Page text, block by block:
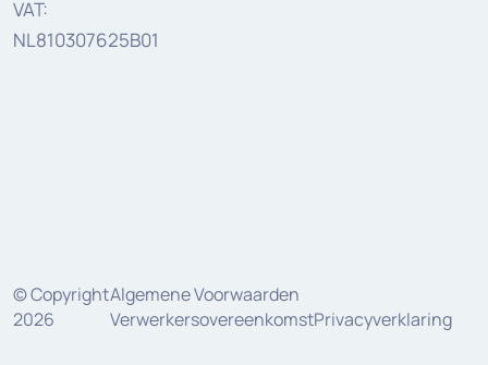
VAT:
NL810307625B01
© Copyright
2026
Algemene Voorwaarden
VerwerkersovereenkomstPrivacyverklaring